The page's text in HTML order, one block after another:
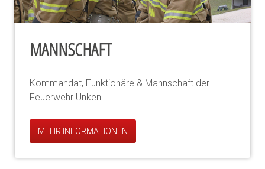
MANNSCHAFT
Kommandat, Funktionäre & Mannschaft der
Feuerwehr Unken
MEHR INFORMATIONEN